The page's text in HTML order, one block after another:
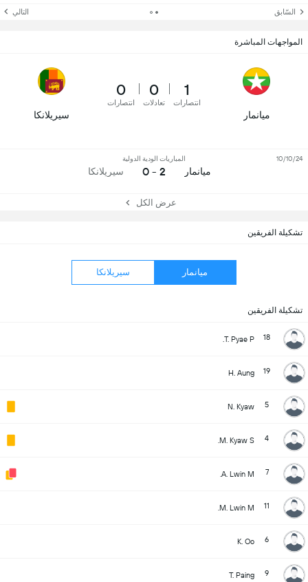
تشكيلة الفريقين
ميانمار سيريلانكا
تشكيلة الفريقين
18
T. Pyae P.
19
H. Aung
5
N. Kyaw
4
M. Kyaw S.
7
A. Lwin M.
11
M. Lwin M.
6
K. Oo
9
T. Paing
السّابق التالي
المواجهات المباشرة
ميانمار
1
انتصارات
0
تعادلات
0
انتصارات
سيريلانكا
ميانمار
المباريات الودية الدولية
2 - 0 سيريلانكا
10/10/24
عرض الكل